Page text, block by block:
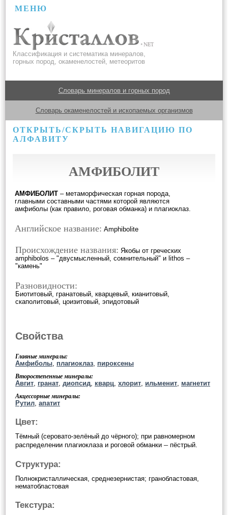
МЕНЮ
Классификация и систематика минералов,
горных пород, окаменелостей, метеоритов
Словарь минералов и горных пород
Словарь окаменелостей и ископаемых организмов
ОТКРЫТЬ/СКРЫТЬ НАВИГАЦИЮ ПО
АЛФАВИТУ
АМФИБОЛИТ
АМФИБОЛИТ – метаморфическая горная порода,
главными составными частями которой являются
амфиболы (как правило, роговая обманка) и плагиоклаз.
Английское название: Amphibolite
Происхождение названия: Якобы от греческих
amphibolos – "двусмысленный, сомнительный" и lithos –
"камень"
Разновидности:
Биотитовый, гранатовый, кварцевый, кианитовый,
скаполитовый, цоизитовый, эпидотовый
Свойства
Главные минералы:
Амфиболы, плагиоклаз, пироксены
Второстепенные минералы:
Авгит, гранат, диопсид, кварц, хлорит, ильменит, магнетит
Акцессорные минералы:
Рутил, апатит
Цвет:
Тёмный (серовато-зелёный до чёрного); при равномерном
распределении плагиоклаза и роговой обманки – пёстрый.
Структура:
Полнокристаллическая, среднезернистая; гранобластовая,
нематобластовая
Текстура: